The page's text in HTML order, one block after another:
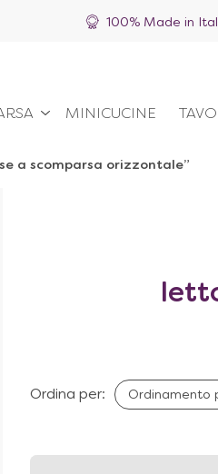
100% Made in
MINICUCINE
a scomparsa orizzontale”
Ordina per: